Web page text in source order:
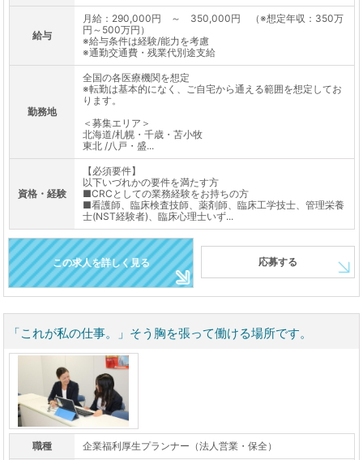
給与
月給：290,000円 ～ 350,000円 （※想定年収：350万
円～500万円）
※給与条件は経験/能力を考慮
※通勤交通費・残業代別途支給
勤務地
全国の各医療機関を想定
※転勤は基本的になく、ご自宅から通える範囲を想定してお
ります。
＜募集エリア＞
北海道/札幌・千歳・苫小牧
東北 /八戸・盛...
資格・経験
【必須要件】
以下いづれかの要件を満たす方
■CRCとしての業務経験をお持ちの方
■看護師、臨床検査技師、薬剤師、臨床工学技士、管理栄養
士(NST経験者)、臨床心理士いず...
この求人を詳しく見る 応募する
「これが私の仕事。」そう胸を張って働ける場所です。
職種 企業福利厚生プランナー（法人営業・保全）